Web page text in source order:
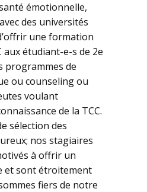
émotionnelle,
des universités
une formation
aux étudiant-e-s de 2e
programmes de
ou counseling ou
voulant
de la TCC.
sélection des
nos stagiaires
à offrir un
et sont étroitement
fiers de notre